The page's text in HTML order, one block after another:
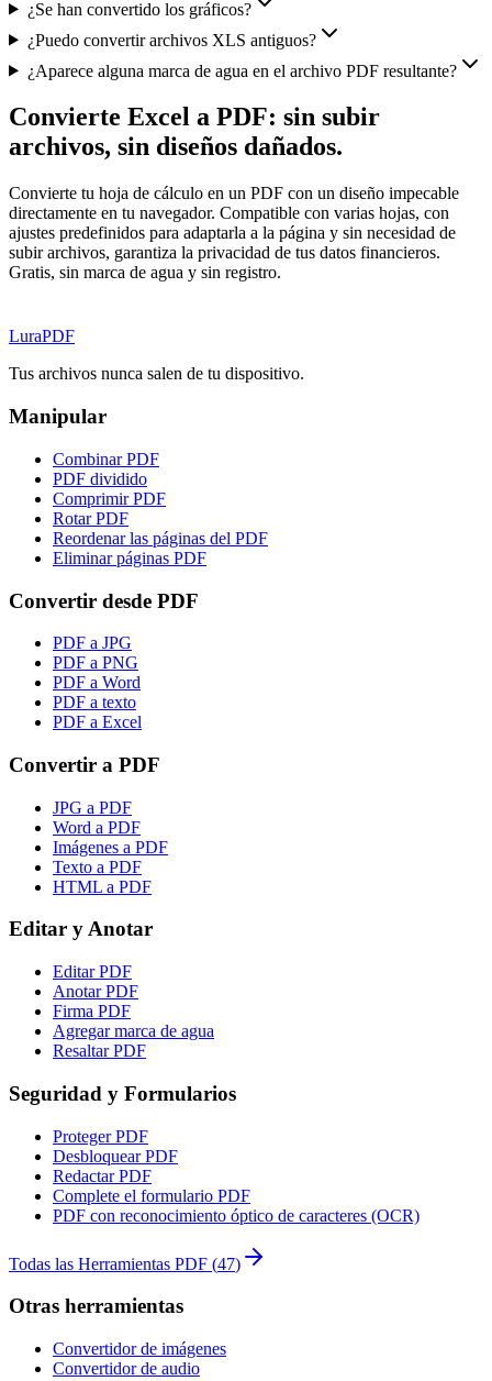
¿Se han convertido los gráficos?
¿Puedo convertir archivos XLS antiguos?
¿Aparece alguna marca de agua en el archivo PDF resultante?
Convierte Excel a PDF: sin subir
archivos, sin diseños dañados.
Convierte tu hoja de cálculo en un PDF con un diseño impecable
directamente en tu navegador. Compatible con varias hojas, con
ajustes predefinidos para adaptarla a la página y sin necesidad de
subir archivos, garantiza la privacidad de tus datos financieros.
Gratis, sin marca de agua y sin registro.
LuraPDF
Tus archivos nunca salen de tu dispositivo.
Manipular
Combinar PDF
PDF dividido
Comprimir PDF
Rotar PDF
Reordenar las páginas del PDF
Eliminar páginas PDF
Convertir desde PDF
PDF a JPG
PDF a PNG
PDF a Word
PDF a texto
PDF a Excel
Convertir a PDF
JPG a PDF
Word a PDF
Imágenes a PDF
Texto a PDF
HTML a PDF
Editar y Anotar
Editar PDF
Anotar PDF
Firma PDF
Agregar marca de agua
Resaltar PDF
Seguridad y Formularios
Proteger PDF
Desbloquear PDF
Redactar PDF
Complete el formulario PDF
PDF con reconocimiento óptico de caracteres (OCR)
Todas las Herramientas PDF (47)
Otras herramientas
Convertidor de imágenes
Convertidor de audio